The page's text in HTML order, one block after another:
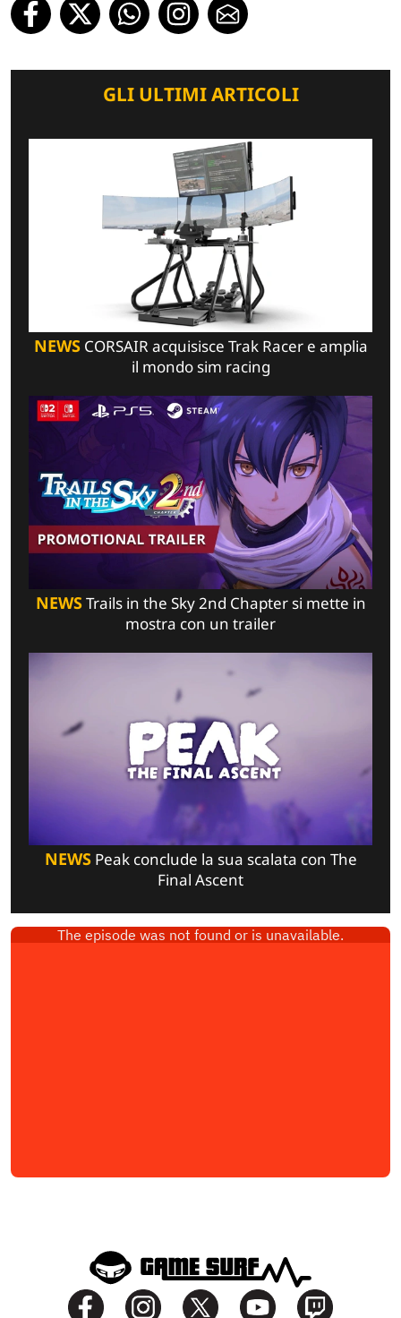
GLI ULTIMI ARTICOLI
NEWSCORSAIR acquisisce Trak Racer e amplia
il mondo sim racing
NEWSTrails in the Sky 2nd Chapter si mette in
mostra con un trailer
NEWSPeak conclude la sua scalata con The
Final Ascent